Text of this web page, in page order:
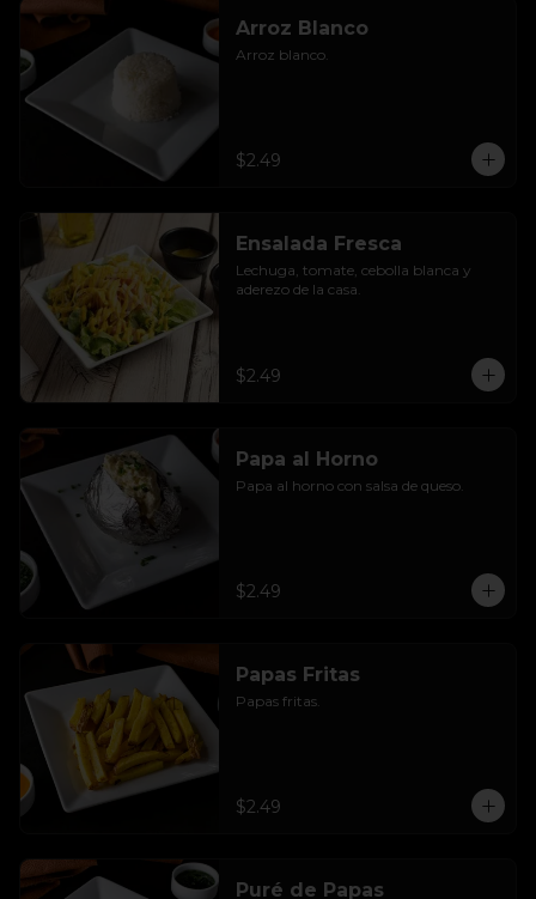
Arroz Blanco
Arroz blanco.
$2.49
Ensalada Fresca
Lechuga, tomate, cebolla blanca y
aderezo de la casa.
$2.49
Papa al Horno
Papa al horno con salsa de queso.
$2.49
Papas Fritas
Papas fritas.
$2.49
Puré de Papas